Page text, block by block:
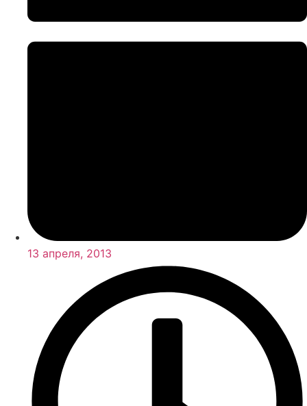
13 апреля, 2013